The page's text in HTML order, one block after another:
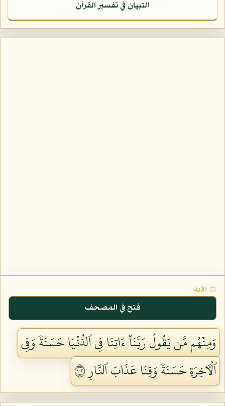
التبيان في تفسير القرآن
۞ الآية
فتح في المصحف
وَمِنۡهُم مَّن يَقُولُ رَبَّنَآ ءَاتِنَا فِي ٱلدُّنۡيَا حَسَنَةٗ وَفِي
ٱلۡأٓخِرَةِ حَسَنَةٗ وَقِنَا عَذَابَ ٱلنَّارِ ٢٠١